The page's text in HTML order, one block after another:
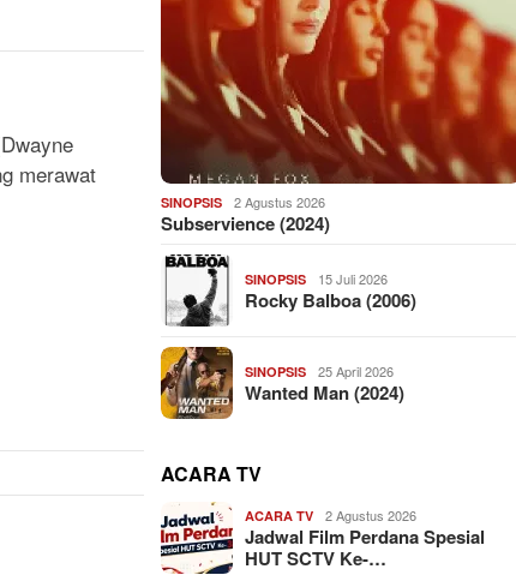
merawat
SINOPSIS 2 Agustus 2026
Subservience (2024)
SINOPSIS 15 Juli 2026
Rocky Balboa (2006)
SINOPSIS 25 April 2026
Wanted Man (2024)
ACARA TV
ACARA TV 2 Agustus 2026
Jadwal Film Perdana Spesial
HUT SCTV Ke-…